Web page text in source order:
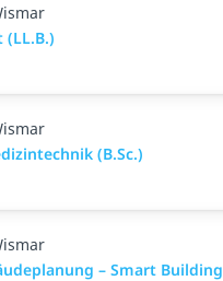
(B.Sc.)
– Smart Building